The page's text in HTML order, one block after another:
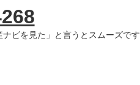
ビを見た」と言うとスムーズです